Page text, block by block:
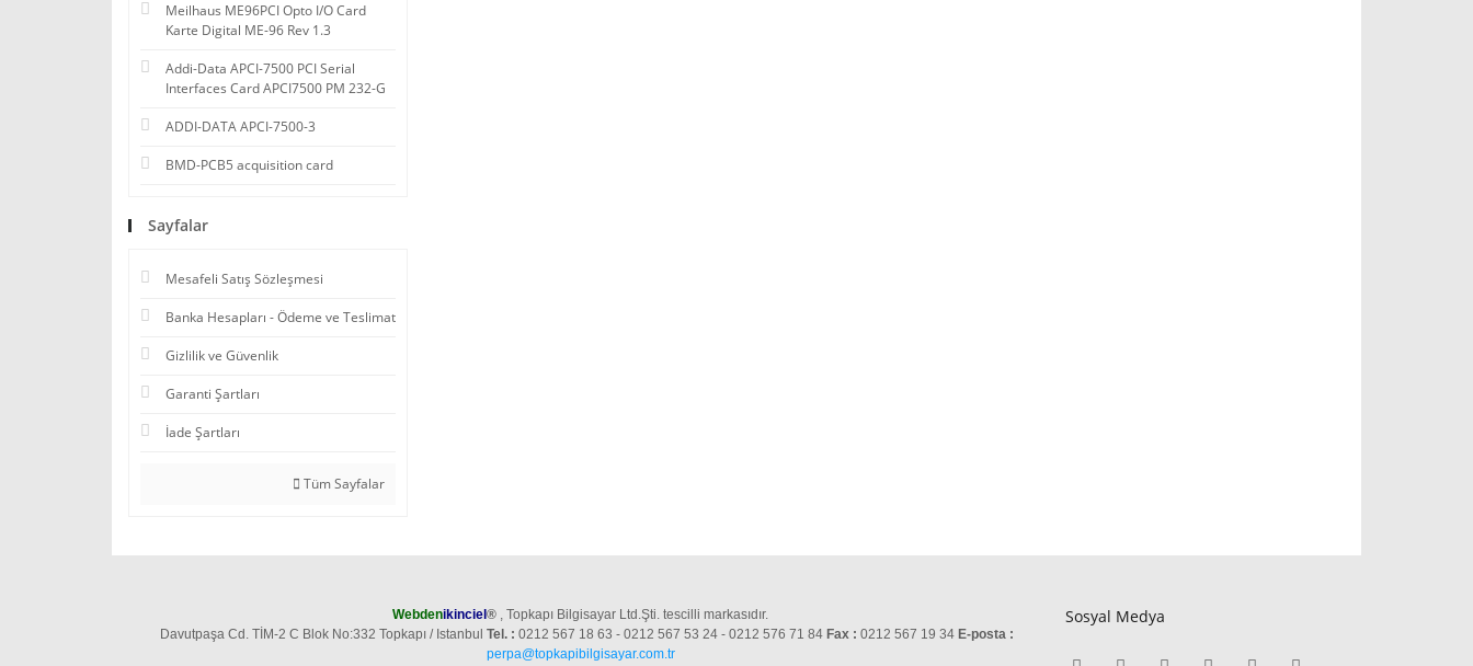
Meilhaus ME96PCI Opto I/O Card
Karte Digital ME-96 Rev 1.3
Addi-Data APCI-7500 PCI Serial
Interfaces Card APCI7500 PM 232-G
ADDI-DATA APCI-7500-3
BMD-PCB5 acquisition card
Sayfalar
Mesafeli Satış Sözleşmesi
Banka Hesapları - Ödeme ve Teslimat
Gizlilik ve Güvenlik
Garanti Şartları
İade Şartları
Tüm Sayfalar
Webdenikinciel ® , Topkapı Bilgisayar Ltd.Şti. tescilli markasıdır.
Davutpaşa Cd. TİM-2 C Blok No:332 Topkapı / Istanbul Tel. : 0212 567 18 63 - 0212 567 53 24 - 0212 576 71 84 Fax : 0212 567 19 34 E-posta :
perpa@topkapibilgisayar.com.tr
Sosyal Medya